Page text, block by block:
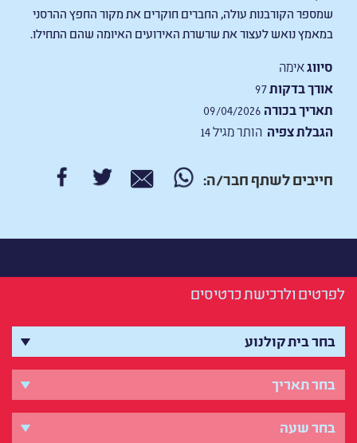
שמספר הקורבנות עולה, החברים חוקרים את מקור החפץ ההרסני
במאמץ נואש לעצור את שרשרת האירועים האיומה שהם התחילו.
סיווגאימה
אורך בדקות
תאריך בכורה
הגבלת צפיה הותר מגיל 14
חייבים לשתף חבר/ה:
לפרטים ולרכישת כרטיסים